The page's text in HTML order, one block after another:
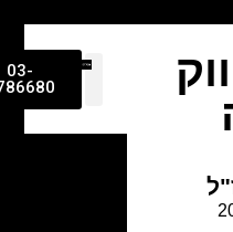
03-
9786680